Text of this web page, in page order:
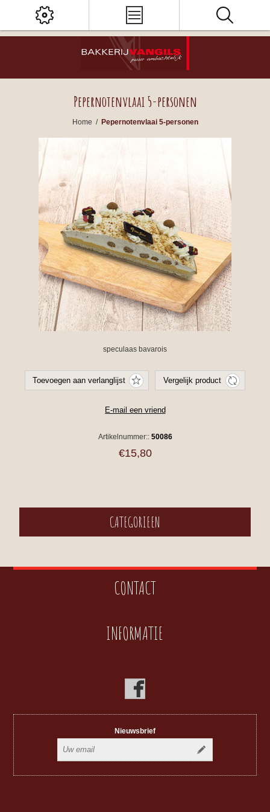
Pepernotenvlaai 5-personen
Home / Pepernotenvlaai 5-personen
speculaas bavarois
Artikelnummer:: 50086
€15,80
CATEGORIEEN
CONTACT
INFORMATIE
Nieuwsbrief